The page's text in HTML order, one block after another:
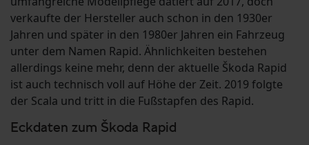
verkaufte der Hersteller auch schon in den 1930er
Jahren und später in den 1980er Jahren ein Fahrzeug
unter dem Namen Rapid. Ähnlichkeiten bestehen
allerdings keine mehr, denn der aktuelle Škoda Rapid
ist auch technisch voll auf Höhe der Zeit. 2019 folgte
der Scala und tritt in die Fußstapfen des Rapid.
Eckdaten zum Škoda Rapid